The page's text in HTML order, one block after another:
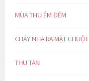
MÙA THU ÊM ĐỀM
CHÁY NHÀ RA MẶT CHUỘT
THU TÀN